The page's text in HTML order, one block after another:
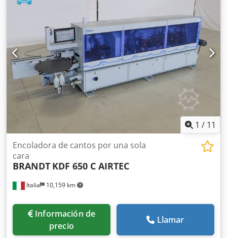
1 / 11
Italia 10,159 km
Encoladora de cantos por una sola
cara
BRANDT KDF 650 C AIRTEC
Información de
precio
Llamar